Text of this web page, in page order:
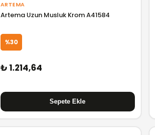
ARTEMA
Artema Uzun Musluk Krom A41584
%30
₺ 1.214,64